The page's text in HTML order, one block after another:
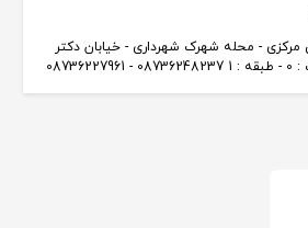
- محله شهرک شهرداری - خیابان دکتر